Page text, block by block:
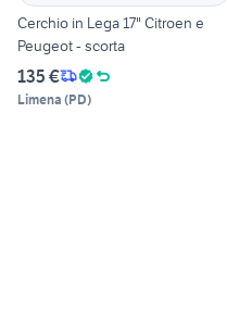
Cerchio in Lega 17" Citroen e
Peugeot - scorta
135 €
Limena (PD)